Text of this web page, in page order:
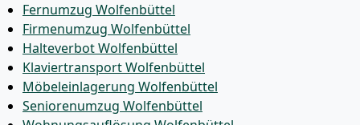
Fernumzug Wolfenbüttel
Firmenumzug Wolfenbüttel
Halteverbot Wolfenbüttel
Klaviertransport Wolfenbüttel
Möbeleinlagerung Wolfenbüttel
Seniorenumzug Wolfenbüttel